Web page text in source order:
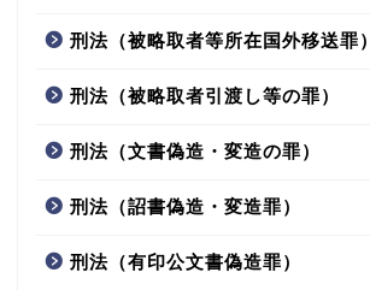
刑法（被略取者等所在国外移送罪）
刑法（被略取者引渡し等の罪）
刑法（文書偽造・変造の罪）
刑法（詔書偽造・変造罪）
刑法（有印公文書偽造罪）